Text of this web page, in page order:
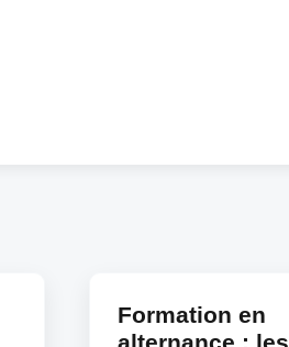
Formation en